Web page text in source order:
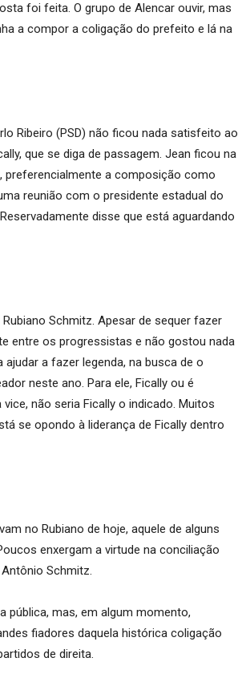
foi feita. O grupo de Alencar ouvir, mas
a compor a coligação do prefeito e lá na
Ribeiro (PSD) não ficou nada satisfeito ao
que se diga de passagem. Jean ficou na
preferencialmente a composição como
reunião com o presidente estadual do
disse que está aguardando
Schmitz. Apesar de sequer fazer
entre os progressistas e não gostou nada
a fazer legenda, na busca de o
neste ano. Para ele, Fically ou é
não seria Fically o indicado. Muitos
se opondo à liderança de Fically dentro
no Rubiano de hoje, aquele de alguns
enxergam a virtude na conciliação
Schmitz.
pública, mas, em algum momento,
fiadores daquela histórica coligação
de direita.